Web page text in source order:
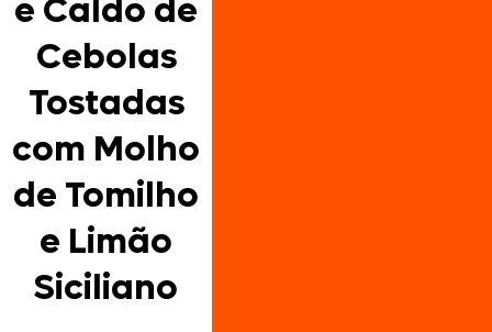
e Caldo de
Cebolas
Tostadas
com Molho
de Tomilho
e Limão
Siciliano